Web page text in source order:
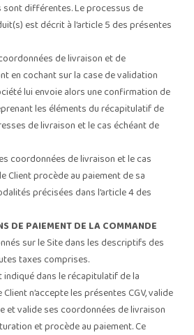
différentes. Le processus de
est décrit à l’article 5 des présentes
de livraison et de
en cochant sur la case de validation
lui envoie alors une confirmation de
les éléments du récapitulatif de
de livraison et le cas échéant de
coordonnées de livraison et le cas
Client procède au paiement de sa
précisées dans l’article 4 des
DE PAIEMENT DE LA COMMANDE
sur le Site dans les descriptifs des
taxes comprises.
dans le récapitulatif de la
n’accepte les présentes CGV, valide
et valide ses coordonnées de livraison
et procède au paiement. Ce